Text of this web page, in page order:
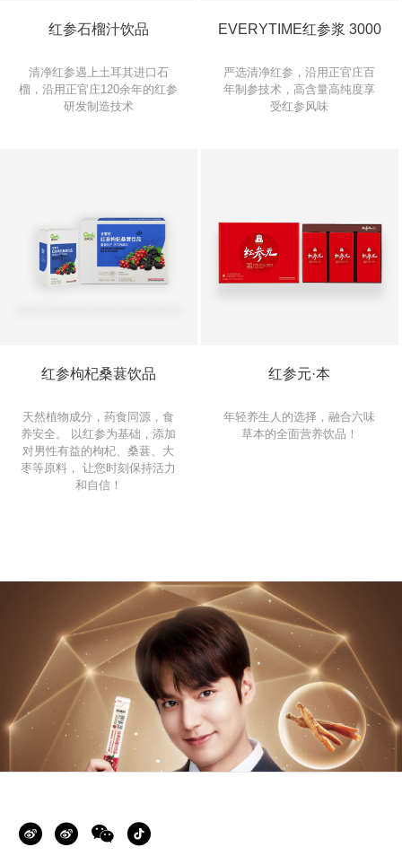
红参石榴汁饮品
清净红参遇上土耳其进口石
榴，沿用正官庄120余年的红参
研发制造技术
EVERYTIME红参浆 3000
严选清净红参，沿用正官庄百
年制参技术，高含量高纯度享
受红参风味
红参枸杞桑葚饮品
天然植物成分，药食同源，食
养安全。 以红参为基础，添加
对男性有益的枸杞、桑葚、大
枣等原料， 让您时刻保持活力
和自信！
红参元·本
年轻养生人的选择，融合六味
草本的全面营养饮品！